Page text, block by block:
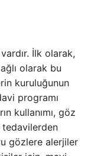
İlk olarak,
olarak bu
kuruluğunun
programı
kullanımı, göz
tedavilerden
gözlere alerjiler